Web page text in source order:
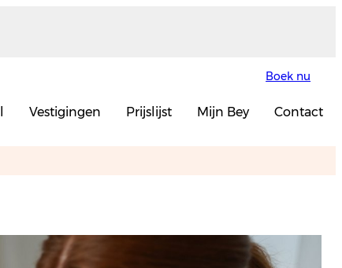
Boek nu
Vestigingen Prijslijst Mijn Bey Contact